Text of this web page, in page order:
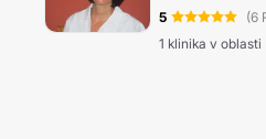
5 (6
1 klinika v